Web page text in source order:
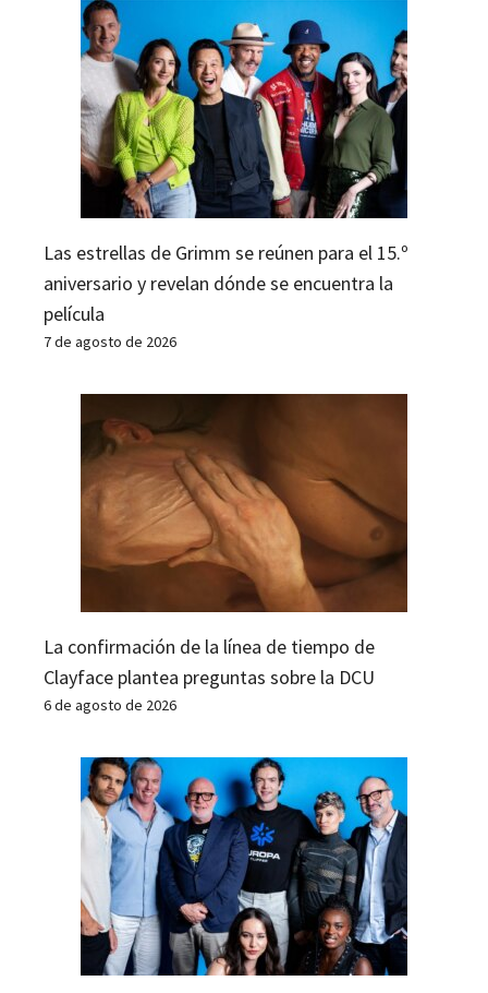
Las estrellas de Grimm se reúnen para el 15.º
aniversario y revelan dónde se encuentra la
película
7 de agosto de 2026
La confirmación de la línea de tiempo de
Clayface plantea preguntas sobre la DCU
6 de agosto de 2026